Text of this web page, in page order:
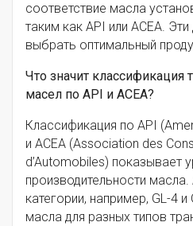
соответствие масла
таким как API или ACEA.
выбрать оптимальный
Что значит классификация
масел по API и ACEA?
Классификация по API
и ACEA (Association des
d’Automobiles) показывает
производительности
категории, например, GL-4
масла для разных типов